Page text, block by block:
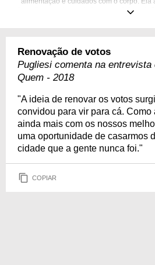
investiu pesado nos treinos e na internet.
Renovação de votos
Pugliesi comenta na
Quem - 2018
"A ideia de renovar os votos
convidou para vir para cá. Como
ainda mais com os nossos
uma oportunidade de casarmos
cidade que a gente nunca foi."
COPIAR